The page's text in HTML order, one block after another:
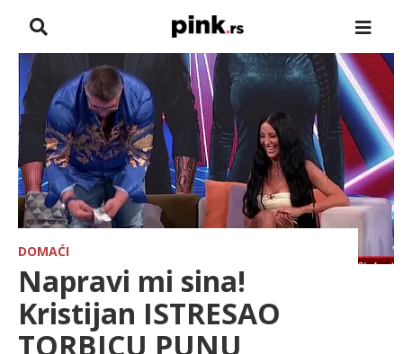
NASLOVNA
VESTI
ZADRUGA
SHOWBIZ
HRONIKA
PINKOVE ZVEZDE
ODEON
DOMAĆI
Napravi mi sina!
Kristijan ISTRESAO
TORBICU PUNU